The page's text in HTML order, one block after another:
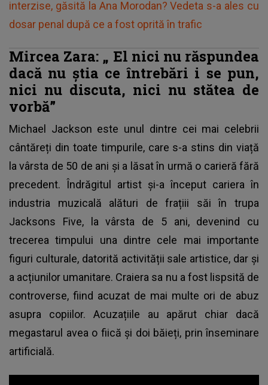
interzise, găsită la Ana Morodan? Vedeta s-a ales cu
dosar penal după ce a fost oprită în trafic
Mircea Zara: „ El nici nu răspundea
dacă nu știa ce întrebări i se pun,
nici nu discuta, nici nu stătea de
vorbă”
Michael Jackson este unul dintre cei mai celebrii
cântăreți din toate timpurile, care s-a stins din viață
la vârsta de 50 de ani și a lăsat în urmă o carieră fără
precedent. Îndrăgitul artist și-a început cariera în
industria muzicală alături de frațiii săi în trupa
Jacksons Five, la vârsta de 5 ani, devenind cu
trecerea timpului una dintre cele mai importante
figuri culturale, datorită activității sale artistice, dar și
a acțiunilor umanitare. Craiera sa nu a fost lispsită de
controverse, fiind acuzat de mai multe ori de abuz
asupra copiilor. Acuzațiile au apărut chiar dacă
megastarul avea o fiică și doi băieți, prin înseminare
artificială.